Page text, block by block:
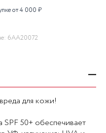
от 4 000 ₽
6AA20072
для кожи!
50+ обеспечивает